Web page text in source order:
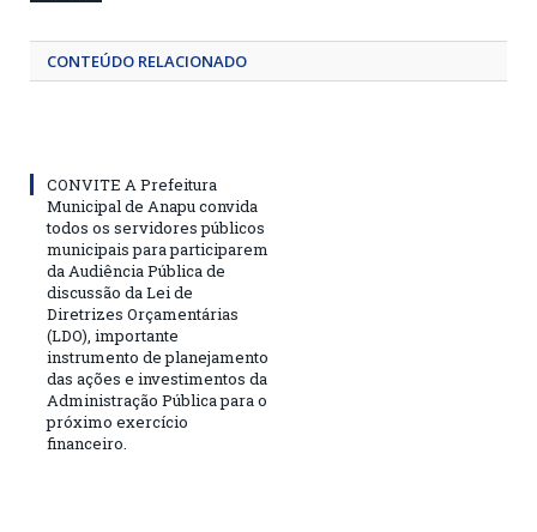
CONTEÚDO RELACIONADO
CONVITE A Prefeitura
Municipal de Anapu convida
todos os servidores públicos
municipais para participarem
da Audiência Pública de
discussão da Lei de
Diretrizes Orçamentárias
(LDO), importante
instrumento de planejamento
das ações e investimentos da
Administração Pública para o
próximo exercício
financeiro.